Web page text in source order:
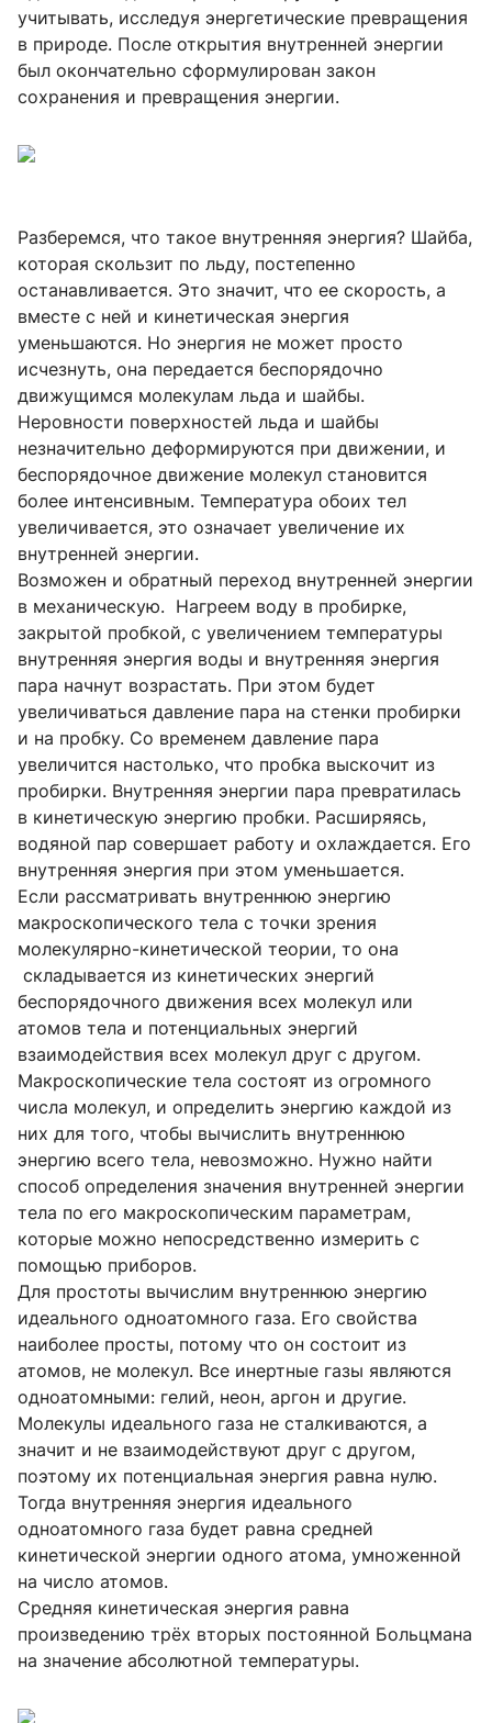
учитывать, исследуя энергетические превращения
в природе. После открытия внутренней энергии
был окончательно сформулирован закон
сохранения и превращения энергии.
Разберемся, что такое внутренняя энергия? Шайба,
которая скользит по льду, постепенно
останавливается. Это значит, что ее скорость, а
вместе с ней и кинетическая энергия
уменьшаются. Но энергия не может просто
исчезнуть, она передается беспорядочно
движущимся молекулам льда и шайбы.
Неровности поверхностей льда и шайбы
незначительно деформируются при движении, и
беспорядочное движение молекул становится
более интенсивным. Температура обоих тел
увеличивается, это означает увеличение их
внутренней энергии.
Возможен и обратный переход внутренней энергии
в механическую. Нагреем воду в пробирке,
закрытой пробкой, с увеличением температуры
внутренняя энергия воды и внутренняя энергия
пара начнут возрастать. При этом будет
увеличиваться давление пара на стенки пробирки
и на пробку. Со временем давление пара
увеличится настолько, что пробка выскочит из
пробирки. Внутренняя энергии пара превратилась
в кинетическую энергию пробки. Расширяясь,
водяной пар совершает работу и охлаждается. Его
внутренняя энергия при этом уменьшается.
Если рассматривать внутреннюю энергию
макроскопического тела с точки зрения
молекулярно-кинетической теории, то она
складывается из кинетических энергий
беспорядочного движения всех молекул или
атомов тела и потенциальных энергий
взаимодействия всех молекул друг с другом.
Макроскопические тела состоят из огромного
числа молекул, и определить энергию каждой из
них для того, чтобы вычислить внутреннюю
энергию всего тела, невозможно. Нужно найти
способ определения значения внутренней энергии
тела по его макроскопическим параметрам,
которые можно непосредственно измерить с
помощью приборов.
Для простоты вычислим внутреннюю энергию
идеального одноатомного газа. Его свойства
наиболее просты, потому что он состоит из
атомов, не молекул. Все инертные газы являются
одноатомными: гелий, неон, аргон и другие.
Молекулы идеального газа не сталкиваются, а
значит и не взаимодействуют друг с другом,
поэтому их потенциальная энергия равна нулю.
Тогда внутренняя энергия идеального
одноатомного газа будет равна средней
кинетической энергии одного атома, умноженной
на число атомов.
Средняя кинетическая энергия равна
произведению трёх вторых постоянной Больцмана
на значение абсолютной температуры.